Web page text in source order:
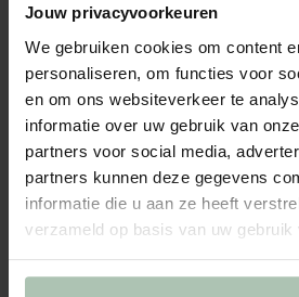
Jouw privacyvoorkeuren
We gebruiken cookies om content
personaliseren, om functies voor
en om ons websiteverkeer te
informatie over uw gebruik van
partners voor social media,
partners kunnen deze gegevens
informatie die u aan ze heeft
verzameld op basis van uw gebruik
Gekozen maat: Onesize
Levertijd: 1–2 werkdagen
IN WINKELMAND